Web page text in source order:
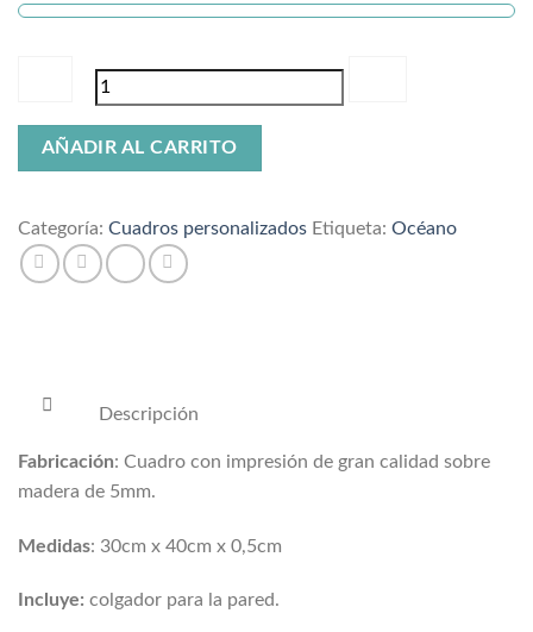
Cuadro
AÑADIR AL CARRITO
Categoría: Cuadros personalizados Etiqueta: Océano
Descripción
Fabricación: Cuadro con impresión de gran calidad sobre
madera de 5mm.
Medidas: 30cm x 40cm x 0,5cm
Incluye: colgador para la pared.